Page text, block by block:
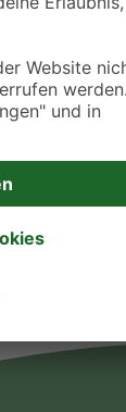
9:00 - 16:00
9:00 - 13:00
9:00 - 13:00